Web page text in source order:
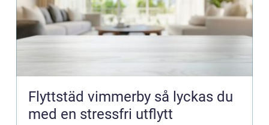
Flyttstäd vimmerby så lyckas du
med en stressfri utflytt